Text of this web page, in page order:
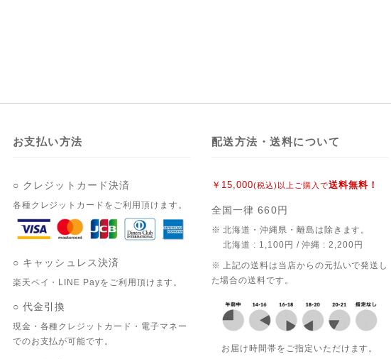
お支払い方法
○ クレジットカード決済
各種クレジットカードをご利用頂けます。
○ キャッシュレス決済
楽天ペイ・LINE Payをご利用頂けます。
○ 代金引換
現金・各種クレジットカード・電子マネー
でのお支払が可能です。
配送方法・送料について
￥15,000(税込)以上ご購入で送料無料！
全国一律 660円
※ 北海道・沖縄県・離島は除きます。
北海道 : 1,100円 / 沖縄 : 2,200円
※ 上記の送料は当店からの元払いで発送し
た場合の送料です。
お届け時間帯をご指定いただけます。